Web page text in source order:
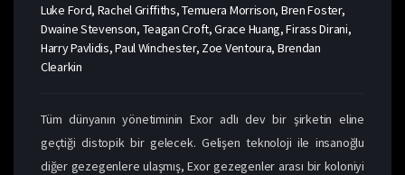
Luke Ford, Rachel Griffiths, Temuera Morrison, Bren Foster,
Dwaine Stevenson, Teagan Croft, Grace Huang, Firass Dirani,
Harry Pavlidis, Paul Winchester, Zoe Ventoura, Brendan
Clearkin
Tüm dünyanın yönetiminin Exor adlı dev bir şirketin eline
geçtiği distopik bir gelecek. Gelişen teknoloji ile insanoğlu
diğer gezegenlere ulaşmış, Exor gezegenler arası bir koloniyi